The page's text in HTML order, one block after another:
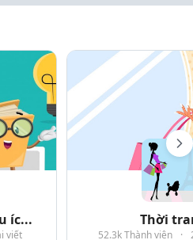
íc...
viết
Thời
52.3k Thành viên ·